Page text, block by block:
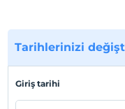
Muhteşem bir
mükemmel bir evin
rezervasyon yapın
kendinizi şımartın!
Tarihlerinizi
Giriş tarihi